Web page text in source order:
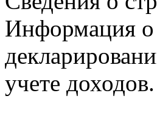
Информация о
учете доходов.